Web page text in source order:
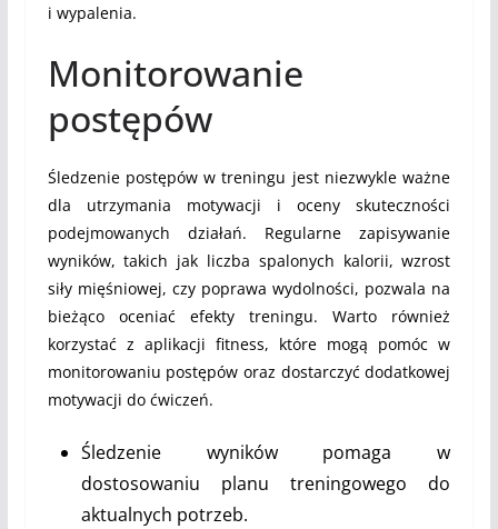
i wypalenia.
Monitorowanie
postępów
Śledzenie postępów w treningu jest niezwykle ważne
dla utrzymania motywacji i oceny skuteczności
podejmowanych działań. Regularne zapisywanie
wyników, takich jak liczba spalonych kalorii, wzrost
siły mięśniowej, czy poprawa wydolności, pozwala na
bieżąco oceniać efekty treningu. Warto również
korzystać z aplikacji fitness, które mogą pomóc w
monitorowaniu postępów oraz dostarczyć dodatkowej
motywacji do ćwiczeń.
Śledzenie wyników pomaga w
dostosowaniu planu treningowego do
aktualnych potrzeb.